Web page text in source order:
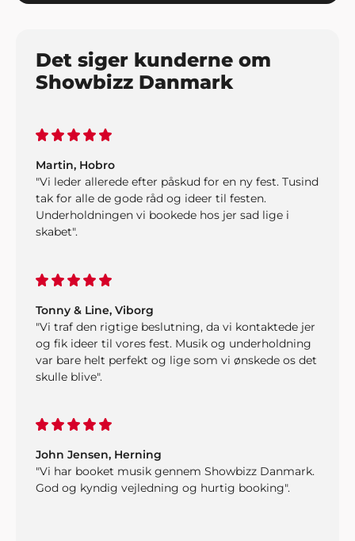
Det siger kunderne om
Showbizz Danmark
Martin, Hobro
"Vi leder allerede efter påskud for en ny fest. Tusind
tak for alle de gode råd og ideer til festen.
Underholdningen vi bookede hos jer sad lige i
skabet".
Tonny & Line, Viborg
"Vi traf den rigtige beslutning, da vi kontaktede jer
og fik ideer til vores fest. Musik og underholdning
var bare helt perfekt og lige som vi ønskede os det
skulle blive".
John Jensen, Herning
"Vi har booket musik gennem Showbizz Danmark.
God og kyndig vejledning og hurtig booking".